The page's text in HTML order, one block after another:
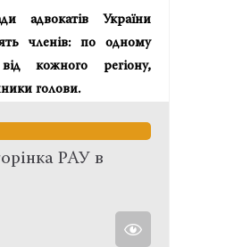
адвокатів України
членів: по одному
кожного регіону,
голови.
РАУ в